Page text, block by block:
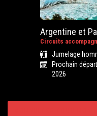
Argentine et
Circuits
Jumelage
Prochain
2026